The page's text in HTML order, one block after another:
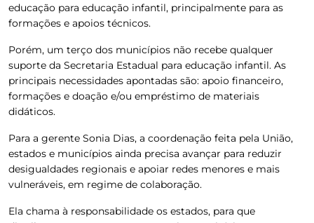
educação para educação infantil, principalmente para as
formações e apoios técnicos.
Porém, um terço dos municípios não recebe qualquer
suporte da Secretaria Estadual para educação infantil. As
principais necessidades apontadas são: apoio financeiro,
formações e doação e/ou empréstimo de materiais
didáticos.
Para a gerente Sonia Dias, a coordenação feita pela União,
estados e municípios ainda precisa avançar para reduzir
desigualdades regionais e apoiar redes menores e mais
vulneráveis, em regime de colaboração.
Ela chama à responsabilidade os estados, para que